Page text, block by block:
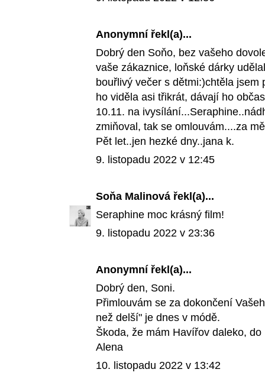
Anonymní řekl(a)...
Dobrý den Soňo, bez vašeho
vaše zákaznice, loňské dárky
bouřlivý večer s dětmi:)chtěla
ho viděla asi třikrát, dávají ho
10.11. na
zmiňoval, tak se omlouvám....za
Pět let..jen hezké dny..jana k.
9. listopadu 2022 v 12:45
Soňa Malinová řekl(a)...
Seraphine moc krásný film!
9. listopadu 2022 v 23:36
Anonymní řekl(a)...
Dobrý den, Soni.
Přimlouvám se za dokončení
než delší" je dnes v módě.
Škoda, že mám Havířov daleko,
Alena
10. listopadu 2022 v 13:42